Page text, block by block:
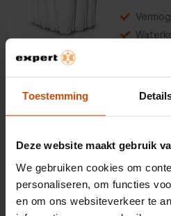
Toestemming
Deze website maakt gebruik
We gebruiken cookies om
personaliseren, om functies
en om ons websiteverkeer te
Caso